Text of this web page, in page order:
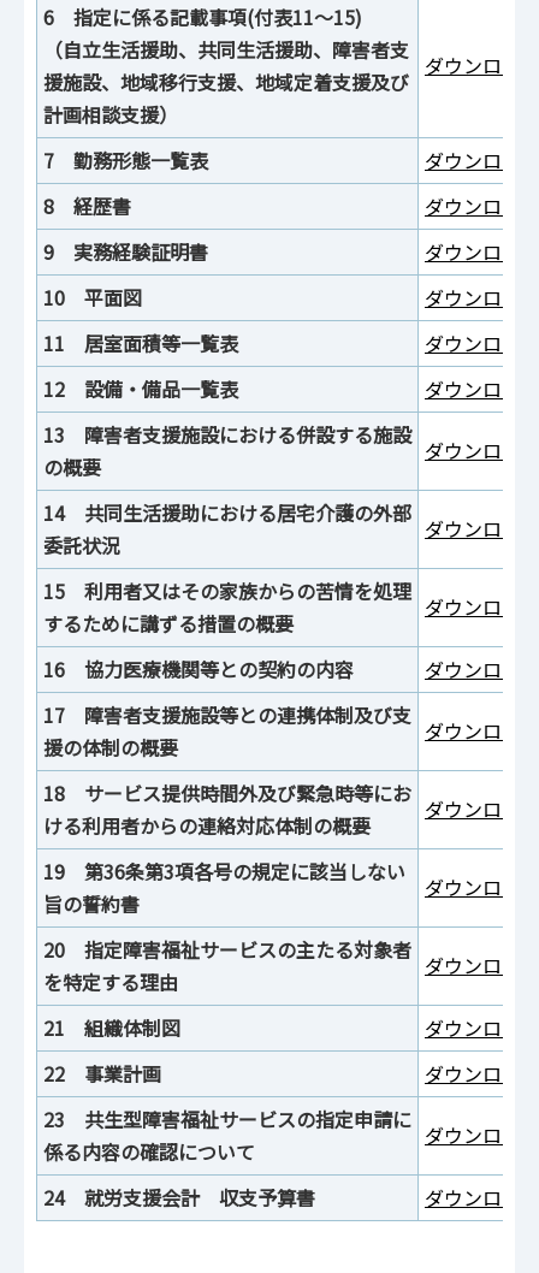
6 指定に係る記載事項(付表11～15)
（⾃⽴⽣活援助、共同⽣活援助、障害者⽀
援施設、地域移⾏⽀援、地域定着⽀援及び
計画相談⽀援）
ダウンロー
7 勤務形態一覧表
ダウンロー
8 経歴書
ダウンロー
9 実務経験証明書
ダウンロー
10 平面図
ダウンロー
11 居室面積等一覧表
ダウンロー
12 設備・備品一覧表
ダウンロー
13 障害者支援施設における併設する施設
の概要
ダウンロー
14 共同生活援助における居宅介護の外部
委託状況
ダウンロー
15 利用者又はその家族からの苦情を処理
するために講ずる措置の概要
ダウンロー
16 協力医療機関等との契約の内容
ダウンロー
17 障害者支援施設等との連携体制及び支
援の体制の概要
ダウンロー
18 サービス提供時間外及び緊急時等にお
ける利用者からの連絡対応体制の概要
ダウンロー
19 第36条第3項各号の規定に該当しない
旨の誓約書
ダウンロー
20 指定障害福祉サービスの主たる対象者
を特定する理由
ダウンロー
21 組織体制図
ダウンロー
22 事業計画
ダウンロー
23 共生型障害福祉サービスの指定申請に
係る内容の確認について
ダウンロー
24 就労支援会計 収支予算書 ダウンロー